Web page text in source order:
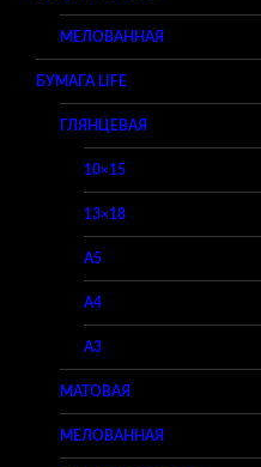
МЕЛОВАННАЯ
БУМАГА LIFE
ГЛЯНЦЕВАЯ
10×15
13×18
A5
A4
A3
МАТОВАЯ
МЕЛОВАННАЯ